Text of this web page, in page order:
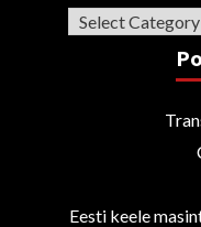
Categories
Eesti keele